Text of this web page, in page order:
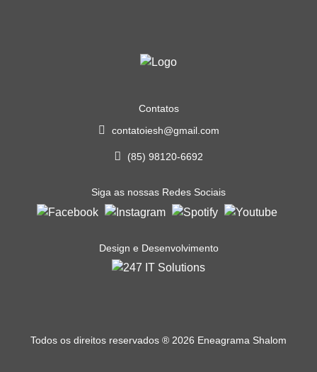
Contatos
contatoiesh@gmail.com
(85) 98120-6692
Siga as nossas Redes Sociais
Design e Desenvolvimento
Todos os direitos reservados ® 2026 Eneagrama Shalom